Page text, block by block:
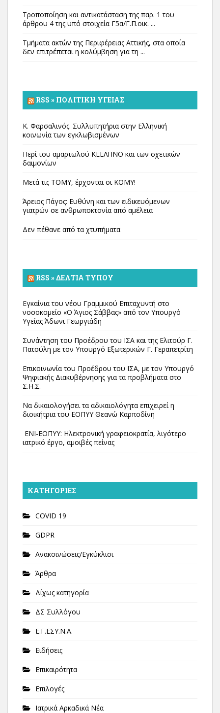
Τροποποίηση και αντικατάσταση της παρ. 1 του
άρθρου 4 της υπό στοιχεία Γ5α/Γ.Π.οικ. ...
Τμήματα ακτών της Περιφέρειας Αττικής, στα οποία
δεν επιτρέπεται η κολύμβηση για τη ...
RSS » ΠΟΛΙΤΙΚΉ ΥΓΕΊΑΣ
Κ. Φαρσαλινός. Συλλυπητήρια στην Ελληνική
κοινωνία των εγκλωβισμένων
Περί του αμαρτωλού ΚΕΕΛΠΝΟ και των σχετικών
δαιμονίων
Μετά τις ΤΟΜΥ, έρχονται οι ΚΟΜΥ!
Άρειος Πάγος: Ευθύνη και των ειδικευόμενων
γιατρών σε ανθρωποκτονία από αμέλεια
Δεν πέθανε από τα χτυπήματα
RSS » ΔΕΛΤΊΑ ΤΎΠΟΥ
Εγκαίνια του νέου Γραμμικού Επιταχυντή στο
νοσοκομείο «Ο Άγιος Σάββας» από τον Υπουργό
Υγείας Άδωνι Γεωργιάδη
Συνάντηση του Προέδρου του ΙΣΑ και της Ελιτούρ Γ.
Πατούλη με τον Υπουργό Εξωτερικών Γ. Γεραπετρίτη
Επικοινωνία του Προέδρου του ΙΣΑ, με τον Υπουργό
Ψηφιακής Διακυβέρνησης για τα προβλήματα στο
Σ.Η.Σ.
Να δικαιολογήσει τα αδικαιολόγητα επιχειρεί η
διοικήτρια του ΕΟΠΥΥ Θεανώ Καρποδίνη
ΕΝΙ-ΕΟΠΥΥ: Ηλεκτρονική γραφειοκρατία, λιγότερο
ιατρικό έργο, αμοιβές πείνας
KΑΤΗΓΟΡΊΕΣ
COVID 19
GDPR
Ανακοινώσεις/Εγκύκλιοι
Άρθρα
Δίχως κατηγορία
ΔΣ Συλλόγου
Ε.Γ.ΕΣΥ.Ν.Α.
Ειδήσεις
Επικαιρότητα
Επιλογές
Ιατρικά Αρκαδικά Νέα